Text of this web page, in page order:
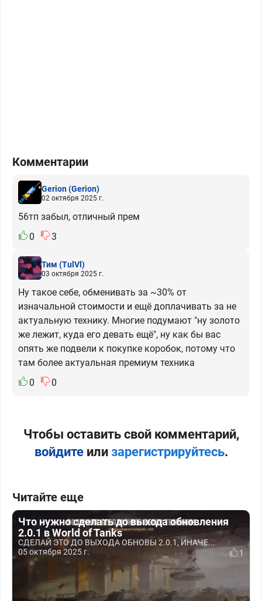
Комментарии
Gerion(Gerion)
02 октября 2025 г.
56тп забыл, отличный прем
0
3
Тим (TulVl)
03 октября 2025 г.
Ну такое себе, обменивать за ~30% от
изначальной стоимости и ещё доплачивать за не
актуальную технику. Многие подумают "ну золото
же лежит, куда его девать ещё", ну как бы вас
опять же подвели к покупке коробок, потому что
там более актуальная премиум техника
0
0
Чтобы оставить свой комментарий,
войдитеили зарегистрируйтесь.
Читайте еще
Что нужно сделать до выхода обновления
2.0.1 в World of Tanks
СДЕЛАЙ ЭТО ДО ВЫХОДА ОБНОВЫ 2.0.1, ИНАЧЕ...
05 октября 2025 г.
1